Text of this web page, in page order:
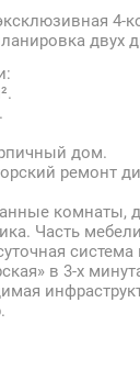
4-
двух
дом.
ремонт
комнаты,
Часть
в 3-х